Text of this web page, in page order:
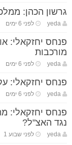
גרשון הכהן:
yeda לפני 6 ימים
פנחס יחזקאלי:
מורכבות
yeda לפני 6 ימים
פנחס יחזקאלי:
yeda לפני 6 ימים
פנחס יחזקאלי:
נגד האצ"ל?
yeda לפני שבוע 1